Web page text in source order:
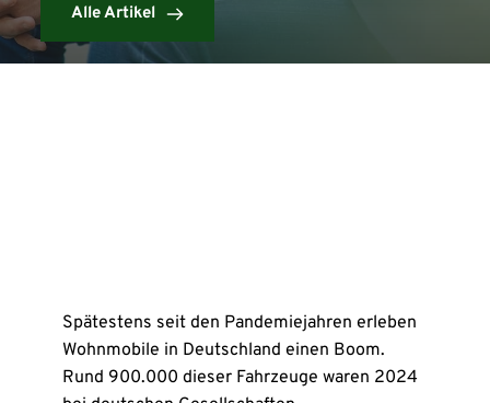
Alle Artikel
Spätestens seit den Pandemiejahren erleben
Wohnmobile in Deutschland einen Boom.
Rund 900.000 dieser Fahrzeuge waren 2024